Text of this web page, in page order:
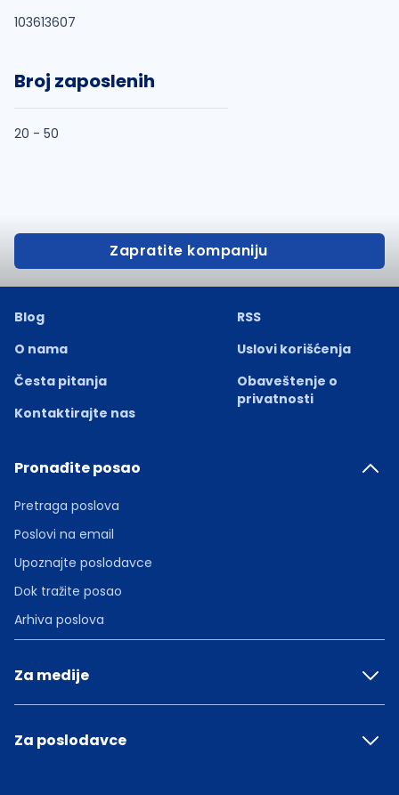
103613607
Broj zaposlenih
20 - 50
Zapratite kompaniju
Blog
O nama
Česta pitanja
Kontaktirajte nas
RSS
Uslovi korišćenja
Obaveštenje o
privatnosti
Pronađite posao
Pretraga poslova
Poslovi na email
Upoznajte poslodavce
Dok tražite posao
Arhiva poslova
Za medije
Za poslodavce